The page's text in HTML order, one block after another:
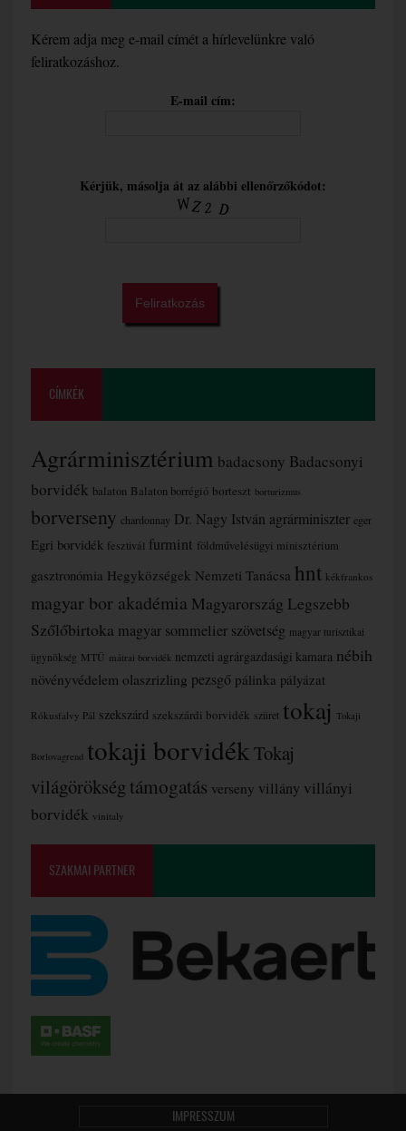
Kérem adja meg e-mail címét a hírlevelünkre való
feliratkozáshoz.
E-mail cím:
Kérjük, másolja át az alábbi ellenőrzőkódot:
CÍMKÉK
Agrárminisztérium badacsony Badacsonyi
borvidék balaton Balaton borrégió borteszt borturizmus
borverseny chardonnay Dr. Nagy István agrárminiszter eger
Egri borvidék fesztivál furmint földművelésügyi minisztérium
gasztronómia Hegyközségek Nemzeti Tanácsa hnt kékfrankos
magyar bor akadémia Magyarország Legszebb
Szőlőbirtoka magyar sommelier szövetség magyar turisztikai
ügynökség MTÜ mátrai borvidék nemzeti agrárgazdasági kamara nébih
növényvédelem olaszrizling pezsgő pálinka pályázat
Rókusfalvy Pál szekszárd szekszárdi borvidék szüret tokaj Tokaji
Borlovagrend tokaji borvidékTokaj
világörökségtámogatás verseny villány villányi
borvidék vinitaly
SZAKMAI PARTNER
IMPRESSZUM